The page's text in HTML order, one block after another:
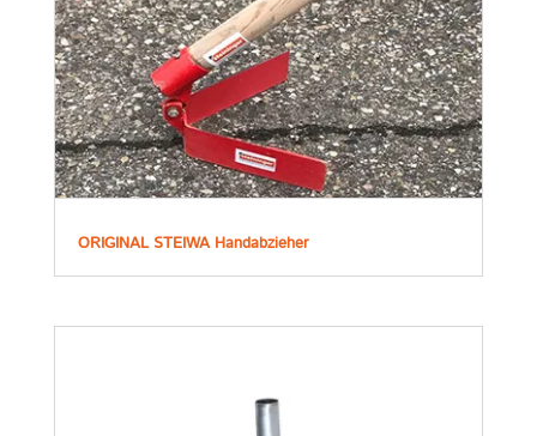
ORIGINAL STEIWA Handabzieher